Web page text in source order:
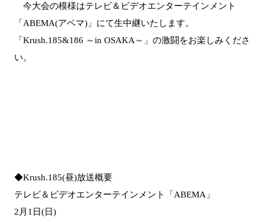
今大会の模様はテレビ＆ビデオエンターテインメント
「ABEMA(アベマ)」にて生中継いたします。
「Krush.185&186 ～in OSAKA～」の激闘をお楽しみくださ
い。
◆Krush.185(昼)放送概要
テレビ＆ビデオエンターテインメント「ABEMA」
2月1日(日)